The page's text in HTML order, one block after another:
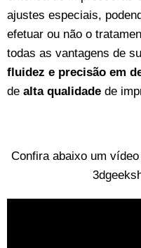
ajustes especiais,
efetuar ou não o
todas as vantagens de
fluidez e precisão em
de alta qualidade de
Confira abaixo um